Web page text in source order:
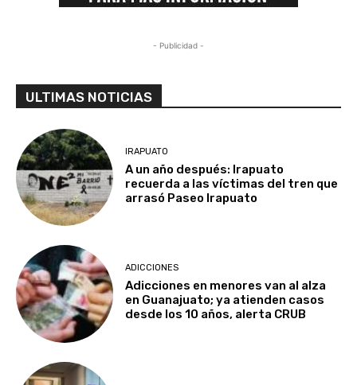
- Publicidad -
ULTIMAS NOTICIAS
IRAPUATO
A un año después: Irapuato
recuerda a las víctimas del tren que
arrasó Paseo Irapuato
ADICCIONES
Adicciones en menores van al alza
en Guanajuato; ya atienden casos
desde los 10 años, alerta CRUB